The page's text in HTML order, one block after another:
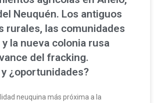
Neuquén. Los antiguos
rurales, las comunidades
la nueva colonia rusa
del fracking.
¿oportunidades?
neuquina más próxima a la